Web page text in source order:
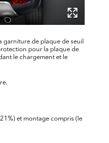
garniture de plaque de seuil
pour la plaque de
le chargement et le
et montage compris (le